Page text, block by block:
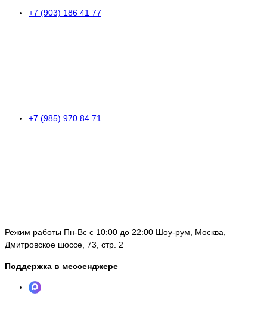
+7 (903) 186 41 77
+7 (985) 970 84 71
Режим работы Пн-Вс с 10:00 до 22:00 Шоу-рум, Москва,
Дмитровское шоссе, 73, стр. 2
Поддержка в мессенджере